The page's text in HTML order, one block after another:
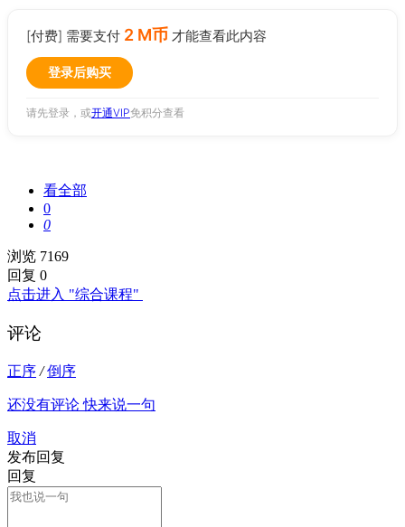
[付费] 需要支付 2 M币 才能查看此内容
登录后购买
请先登录，或开通VIP免积分查看
看全部
0
0
浏览 7169
回复 0
点击进入 "综合课程"
评论
正序 / 倒序
还没有评论 快来说一句
取消
发布回复
回复